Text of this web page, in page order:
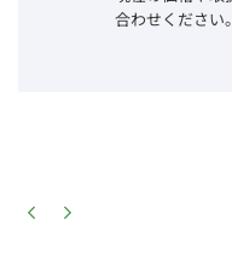
合わせください。